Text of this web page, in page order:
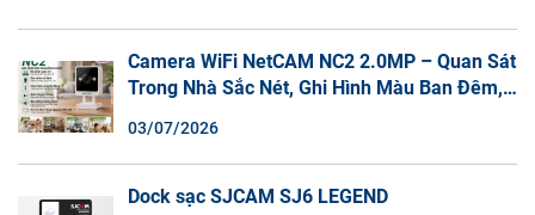
Camera WiFi NetCAM NC2 2.0MP – Quan Sát
Trong Nhà Sắc Nét, Ghi Hình Màu Ban Đêm,
03/07/2026
Dock sạc SJCAM SJ6 LEGEND